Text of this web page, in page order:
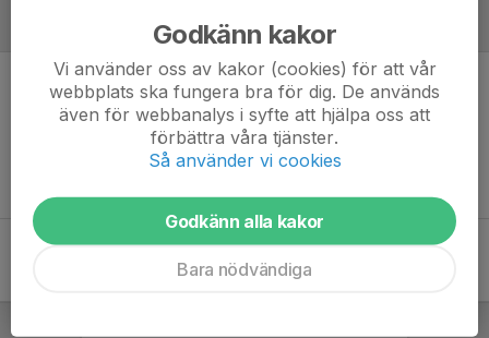
Inget referat skrivet
Godkänn kakor
Vi använder oss av kakor (cookies) för att vår
webbplats ska fungera bra för dig. De används
även för webbanalys i syfte att hjälpa oss att
förbättra våra tjänster.
Så använder vi cookies
Godkänn alla kakor
Bara nödvändiga